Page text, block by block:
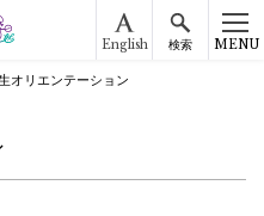
English 検索 MENU
オリエンテーション